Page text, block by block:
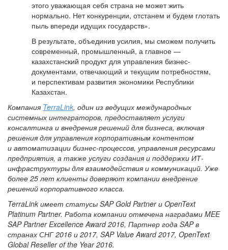
этого уважающая себя страна не может жить
нормально. Нет конкуренции, отстанем и будем глотать
пыль впереди идущих государств».
В результате, объединив усилия, мы сможем получить
современный, промышленный, а главное —
казахстанский продукт для управления бизнес-
документами, отвечающий и текущим потребностям,
и перспективам развития экономики Республики
Казахстан.
Компания TerraLink, один из ведущих международных
системных интеграторов, предоставляет услуги
консалтинга и внедрения решений для бизнеса, включая
решения для управления корпоративным контентом
и автоматизации бизнес-процессов, управления ресурсами
предприятия, а также услуги создания и поддержки ИТ-
инфраструктуры для взаимодействия и коммуникаций. Уже
более 25 лет клиенты доверяют компании внедрение
решений корпоративного класса.
TerraLink имеет статусы SAP Gold Partner и OpenText
Platinum Partner. Работа компании отмечена наградами MEE
SAP Partner Excellence Award 2016, Партнер года SAP в
странах СНГ2016 и 2017, SAP Value Award 2017, OpenText
Global Reseller of the Year 2016.